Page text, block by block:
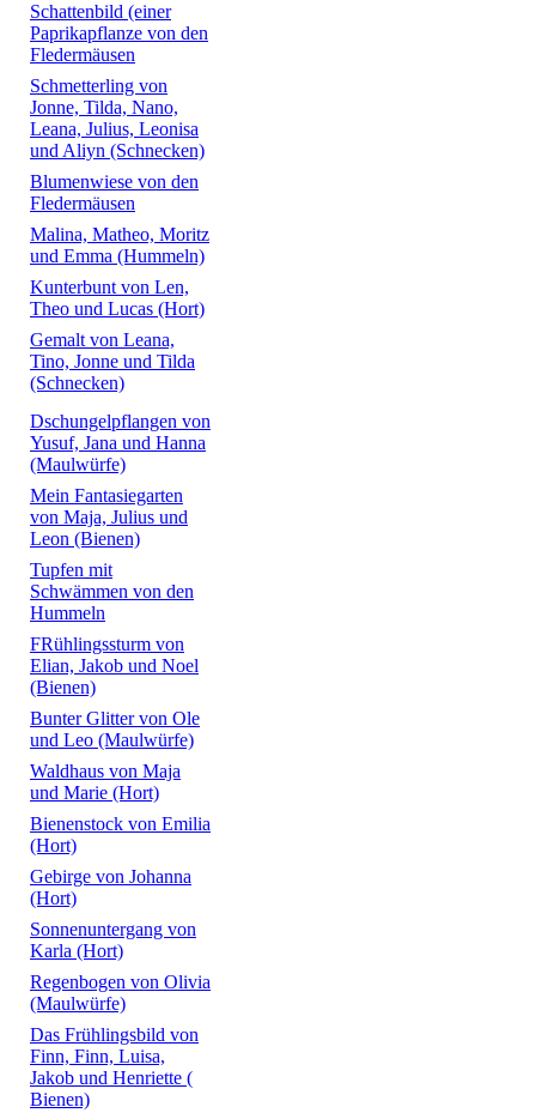
Schattenbild (einer
Paprikapflanze von den
Fledermäusen
Schmetterling von
Jonne, Tilda, Nano,
Leana, Julius, Leonisa
und Aliyn (Schnecken)
Blumenwiese von den
Fledermäusen
Malina, Matheo, Moritz
und Emma (Hummeln)
Kunterbunt von Len,
Theo und Lucas (Hort)
Gemalt von Leana,
Tino, Jonne und Tilda
(Schnecken)
Dschungelpflangen von
Yusuf, Jana und Hanna
(Maulwürfe)
Mein Fantasiegarten
von Maja, Julius und
Leon (Bienen)
Tupfen mit
Schwämmen von den
Hummeln
FRühlingssturm von
Elian, Jakob und Noel
(Bienen)
Bunter Glitter von Ole
und Leo (Maulwürfe)
Waldhaus von Maja
und Marie (Hort)
Bienenstock von Emilia
(Hort)
Gebirge von Johanna
(Hort)
Sonnenuntergang von
Karla (Hort)
Regenbogen von Olivia
(Maulwürfe)
Das Frühlingsbild von
Finn, Finn, Luisa,
Jakob und Henriette (
Bienen)